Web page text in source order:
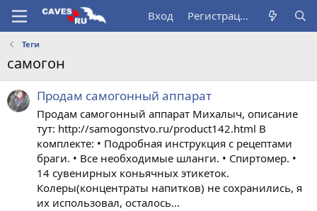
Вход Регистрация
Теги
самогон
Продам самогонный аппарат
Продам самогонный аппарат Михалыч, описание
тут: http://samogonstvo.ru/product142.html В
комплекте: • Подробная инструкция с рецептами
браги. • Все необходимые шланги. • Спиртомер. •
14 сувенирных коньячных этикеток.
Колеры(концентраты напитков) не сохранились, я
их использовал, осталось...